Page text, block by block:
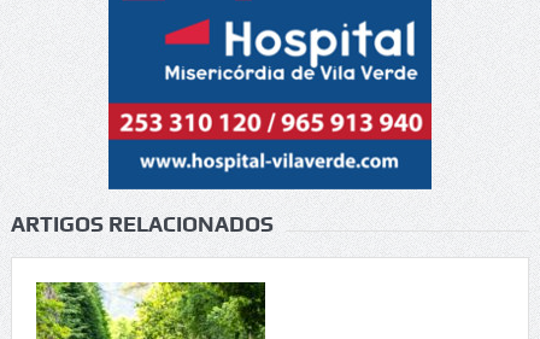
ARTIGOS RELACIONADOS